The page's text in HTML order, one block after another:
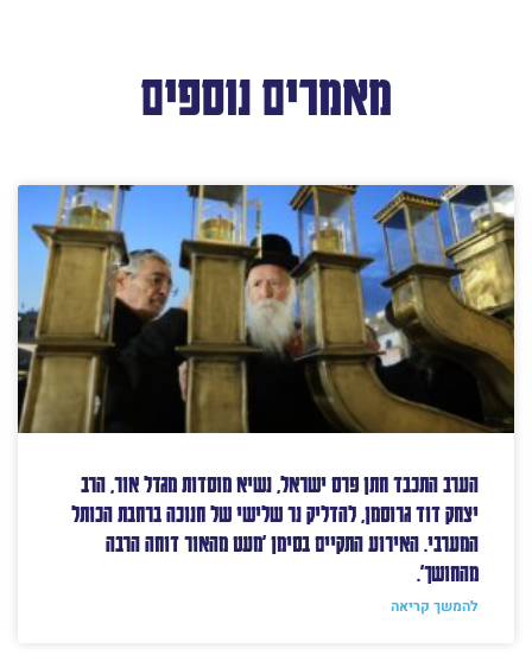
מאמרים נוספים
הערב התכבד חתן פרס ישראל, נשיא מוסדות מגדל אור, הרב
יצחק דוד גרוסמן, להדליק נר שלישי של חנוכה ברחבת הכותל
המערבי. האירוע התקיים בסימן 'מעט מהאור דוחה הרבה
מהחושך'.
להמשך קריאה